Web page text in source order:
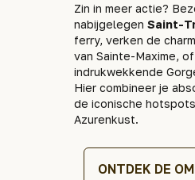
Zin in meer actie?
nabijgelegen Saint-
ferry, verken de
van Sainte-Maxime,
indrukwekkende
Hier combineer je
de iconische
Azurenkust.
ONTDEK DE